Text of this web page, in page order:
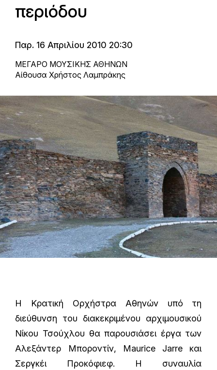
περιόδου
Παρ. 16 Απριλίου 2010 20:30
ΜΕΓΑΡΟ ΜΟΥΣΙΚΗΣ ΑΘΗΝΩΝ
Αίθουσα Χρήστος Λαμπράκης
Η Κρατική Ορχήστρα Αθηνών υπό τη
διεύθυνση του διακεκριμένου αρχιμουσικού
Νίκου Τσούχλου θα παρουσιάσει έργα των
Αλεξάντερ Μποροντίν, Maurice Jarre και
Σεργκέι Προκόφιεφ. Η συναυλία